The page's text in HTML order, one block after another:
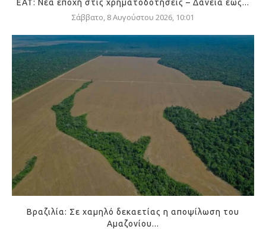
ΕΑΤ: Νέα εποχή στις χρηματοδοτήσεις – Δάνεια έως...
Σάββατο, 8 Αυγούστου 2026, 10:01
Βραζιλία: Σε χαμηλό δεκαετίας η αποψίλωση του
Αμαζονίου...